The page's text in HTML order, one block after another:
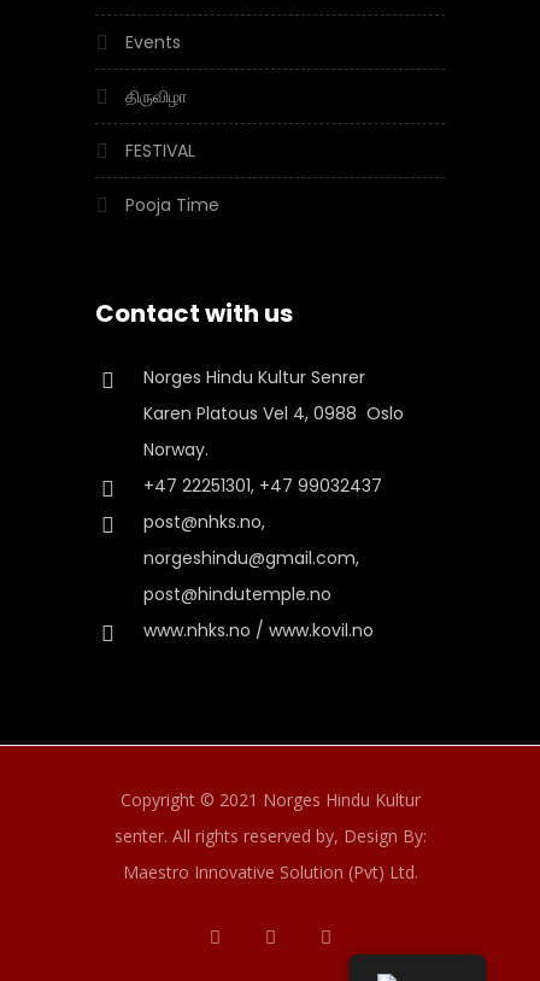
Events
திருவிழா
FESTIVAL
Pooja Time
Contact with us
Norges Hindu Kultur Senrer
Karen Platous Vel 4, 0988 Oslo
Norway.
+47 22251301, +47 99032437
post@nhks.no,
norgeshindu@gmail.com,
post@hindutemple.no
www.nhks.no / www.kovil.no
Copyright © 2021 Norges Hindu Kultur
senter. All rights reserved by, Design By:
Maestro Innovative Solution (Pvt) Ltd.